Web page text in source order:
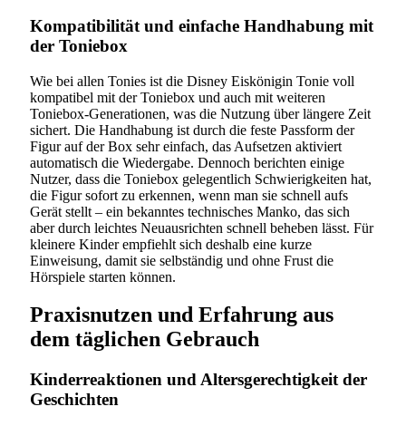
Kompatibilität und einfache Handhabung mit
der Toniebox
Wie bei allen Tonies ist die Disney Eiskönigin Tonie voll
kompatibel mit der Toniebox und auch mit weiteren
Toniebox-Generationen, was die Nutzung über längere Zeit
sichert. Die Handhabung ist durch die feste Passform der
Figur auf der Box sehr einfach, das Aufsetzen aktiviert
automatisch die Wiedergabe. Dennoch berichten einige
Nutzer, dass die Toniebox gelegentlich Schwierigkeiten hat,
die Figur sofort zu erkennen, wenn man sie schnell aufs
Gerät stellt – ein bekanntes technisches Manko, das sich
aber durch leichtes Neuausrichten schnell beheben lässt. Für
kleinere Kinder empfiehlt sich deshalb eine kurze
Einweisung, damit sie selbständig und ohne Frust die
Hörspiele starten können.
Praxisnutzen und Erfahrung aus
dem täglichen Gebrauch
Kinderreaktionen und Altersgerechtigkeit der
Geschichten